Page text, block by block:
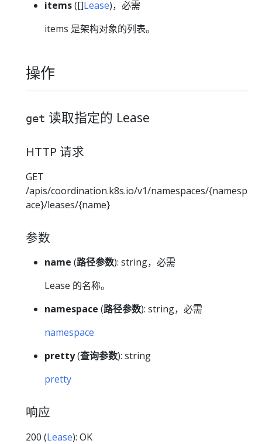
items([]Lease)，必需
items 是架构对象的列表。
操作
get 读取指定的 Lease
HTTP 请求
GET
/apis/coordination.k8s.io/v1/namespaces/{namesp
ace}/leases/{name}
参数
name (路径参数): string，必需
Lease 的名称。
namespace (路径参数): string，必需
namespace
pretty(查询参数): string
pretty
响应
200 (Lease): OK